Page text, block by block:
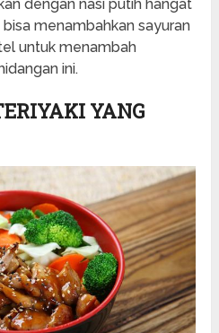
dengan nasi putih hangat
menambahkan sayuran
untuk menambah
ini.
YANG